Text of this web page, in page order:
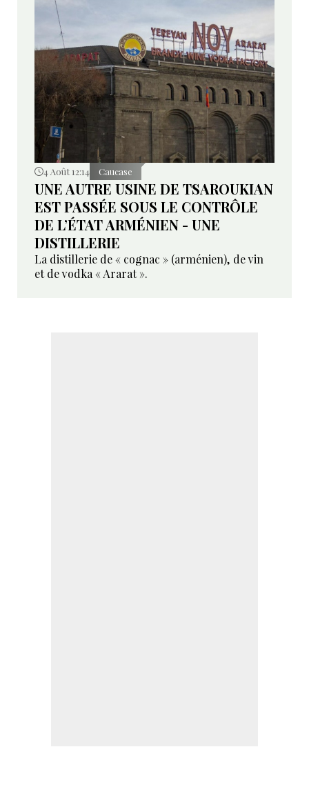
4 Août 12:14 Caucase
UNE AUTRE USINE DE TSAROUKIAN
EST PASSÉE SOUS LE CONTRÔLE
DE L’ÉTAT ARMÉNIEN - UNE
DISTILLERIE
La distillerie de « cognac » (arménien), de vin
et de vodka « Ararat ».